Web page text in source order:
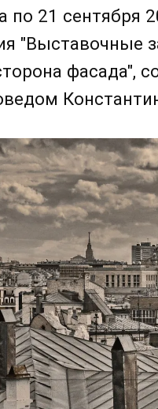
по 21 сентября
"Выставочные
фасада",